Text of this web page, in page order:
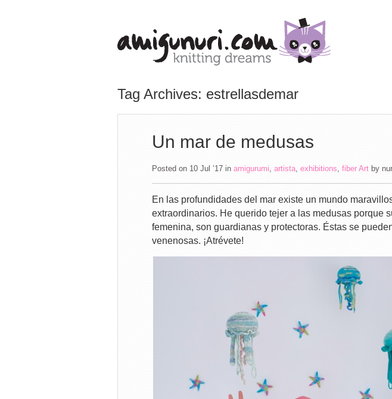
Tag Archives: estrellasdemar
Un mar de medusas
Posted on 10 Jul ’17 in amigurumi, artista, exhibitions, fiber Art by
En las profundidades del mar existe un mundo
extraordinarios. He querido tejer a las medusas porque
femenina, son guardianas y protectoras. Éstas se
venenosas. ¡Atrévete!